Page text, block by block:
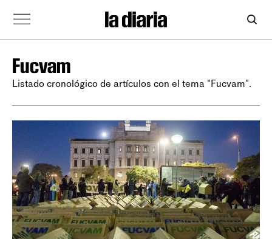
Fucvam
Listado cronológico de artículos con el tema "Fucvam".